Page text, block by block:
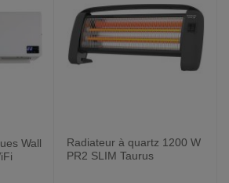
Wall
Radiateur à quartz 1200 W
PR2 SLIM Taurus